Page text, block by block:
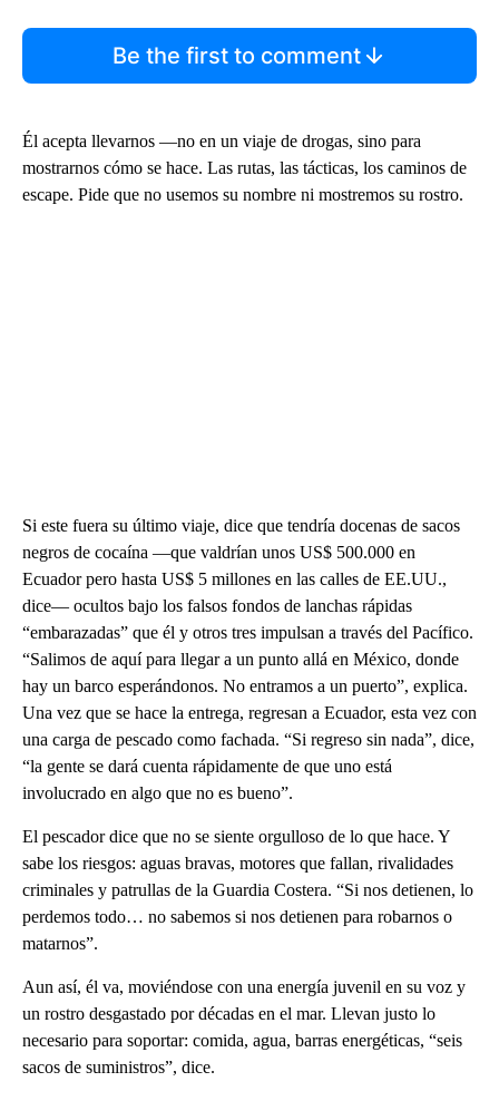
Be the first to comment
Él acepta llevarnos —no en un viaje de drogas, sino para
mostrarnos cómo se hace. Las rutas, las tácticas, los caminos de
escape. Pide que no usemos su nombre ni mostremos su rostro.
Si este fuera su último viaje, dice que tendría docenas de sacos
negros de cocaína —que valdrían unos US$ 500.000 en
Ecuador pero hasta US$ 5 millones en las calles de EE.UU.,
dice— ocultos bajo los falsos fondos de lanchas rápidas
“embarazadas” que él y otros tres impulsan a través del Pacífico.
“Salimos de aquí para llegar a un punto allá en México, donde
hay un barco esperándonos. No entramos a un puerto”, explica.
Una vez que se hace la entrega, regresan a Ecuador, esta vez con
una carga de pescado como fachada. “Si regreso sin nada”, dice,
“la gente se dará cuenta rápidamente de que uno está
involucrado en algo que no es bueno”.
El pescador dice que no se siente orgulloso de lo que hace. Y
sabe los riesgos: aguas bravas, motores que fallan, rivalidades
criminales y patrullas de la Guardia Costera. “Si nos detienen, lo
perdemos todo… no sabemos si nos detienen para robarnos o
matarnos”.
Aun así, él va, moviéndose con una energía juvenil en su voz y
un rostro desgastado por décadas en el mar. Llevan justo lo
necesario para soportar: comida, agua, barras energéticas, “seis
sacos de suministros”, dice.